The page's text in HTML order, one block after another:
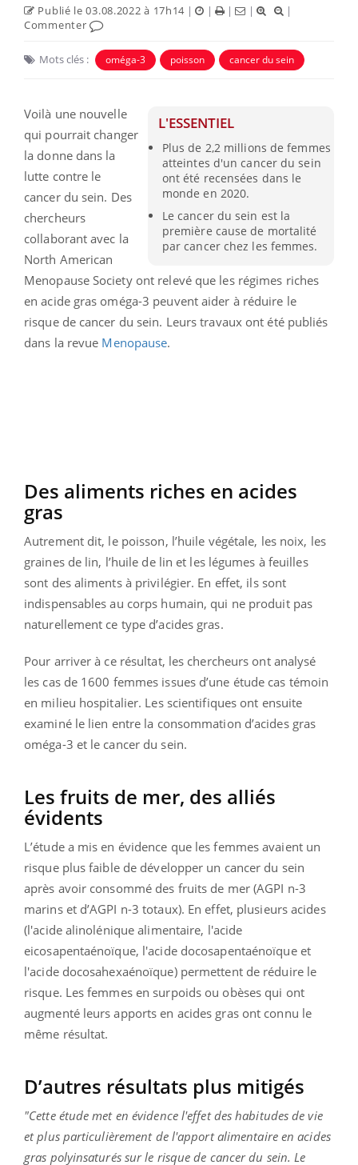
Publié le 03.08.2022 à 17h14 | | | |
|
Commenter
Mots clés : oméga-3 poisson cancer du sein
L'ESSENTIEL
Plus de 2,2 millions de femmes
atteintes d'un cancer du sein
ont été recensées dans le
monde en 2020.
Le cancer du sein est la
première cause de mortalité
par cancer chez les femmes.
Voilà une nouvelle
qui pourrait changer
la donne dans la
lutte contre le
cancer du sein. Des
chercheurs
collaborant avec la
North American
Menopause Society ont relevé que les régimes riches
en acide gras oméga-3 peuvent aider à réduire le
risque de cancer du sein. Leurs travaux ont été publiés
dans la revue Menopause.
Des aliments riches en acides
gras
Autrement dit, le poisson, l’huile végétale, les noix, les
graines de lin, l’huile de lin et les légumes à feuilles
sont des aliments à privilégier. En effet, ils sont
indispensables au corps humain, qui ne produit pas
naturellement ce type d’acides gras.
Pour arriver à ce résultat, les chercheurs ont analysé
les cas de 1600 femmes issues d’une étude cas témoin
en milieu hospitalier. Les scientifiques ont ensuite
examiné le lien entre la consommation d’acides gras
oméga-3 et le cancer du sein.
Les fruits de mer, des alliés
évidents
L’étude a mis en évidence que les femmes avaient un
risque plus faible de développer un cancer du sein
après avoir consommé des fruits de mer (AGPI n-3
marins et d’AGPI n-3 totaux). En effet, plusieurs acides
(l'acide alinolénique alimentaire, l'acide
eicosapentaénoïque, l'acide docosapentaénoïque et
l'acide docosahexaénoïque) permettent de réduire le
risque. Les femmes en surpoids ou obèses qui ont
augmenté leurs apports en acides gras ont connu le
même résultat.
D’autres résultats plus mitigés
"Cette étude met en évidence l'effet des habitudes de vie
et plus particulièrement de l'apport alimentaire en acides
gras polyinsaturés sur le risque de cancer du sein. Le